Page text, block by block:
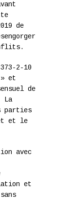
de
2-10
et
de
La
parties
et le
avec
et